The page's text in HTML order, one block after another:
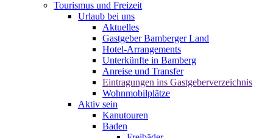
Tourismus und Freizeit
Urlaub bei uns
Aktuelles
Gastgeber Bamberger Land
Hotel-Arrangements
Unterkünfte in Bamberg
Anreise und Transfer
Eintragungen ins Gastgeberverzeichnis
Wohnmobilplätze
Aktiv sein
Kanutouren
Baden